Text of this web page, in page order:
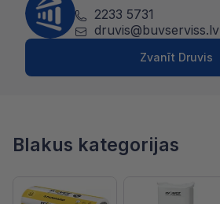
2233 5731
druvis@buvserviss.lv
Zvanīt Druvis
Blakus kategorijas